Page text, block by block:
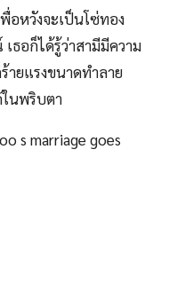
อหวังจะเป็นโซ่ทอง
ธอก็ได้รู้ว่าสามีมีความ
ายแรงขนาดทำลาย
ในพริบตา